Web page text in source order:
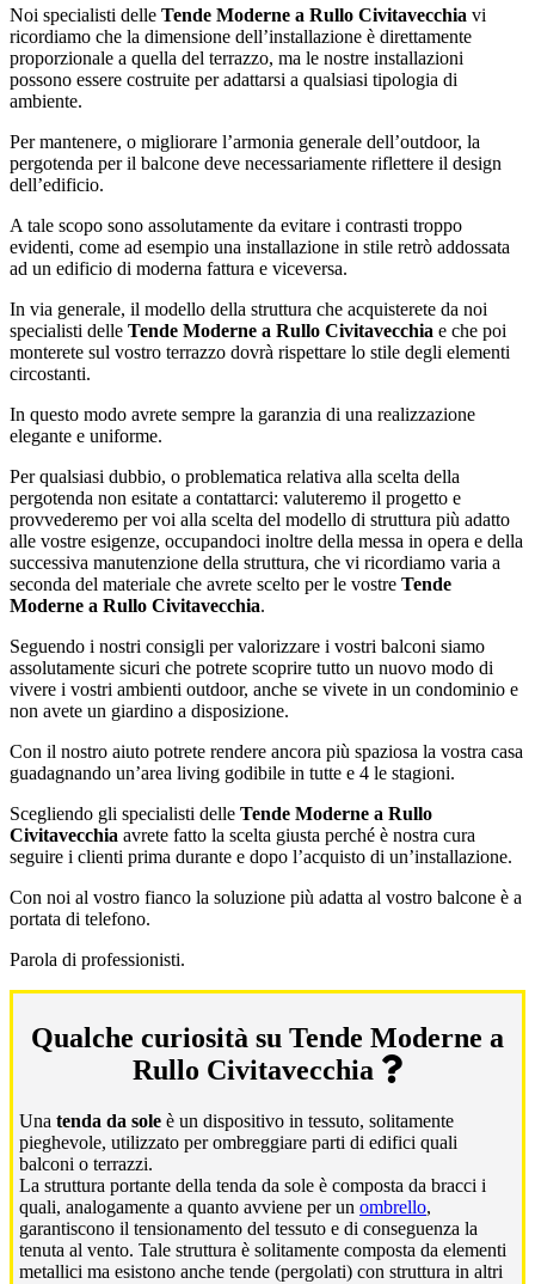
Noi specialisti delle Tende Moderne a Rullo Civitavecchia vi
ricordiamo che la dimensione dell’installazione è direttamente
proporzionale a quella del terrazzo, ma le nostre installazioni
possono essere costruite per adattarsi a qualsiasi tipologia di
ambiente.
Per mantenere, o migliorare l’armonia generale dell’outdoor, la
pergotenda per il balcone deve necessariamente riflettere il design
dell’edificio.
A tale scopo sono assolutamente da evitare i contrasti troppo
evidenti, come ad esempio una installazione in stile retrò addossata
ad un edificio di moderna fattura e viceversa.
In via generale, il modello della struttura che acquisterete da noi
specialisti delle Tende Moderne a Rullo Civitavecchia e che poi
monterete sul vostro terrazzo dovrà rispettare lo stile degli elementi
circostanti.
In questo modo avrete sempre la garanzia di una realizzazione
elegante e uniforme.
Per qualsiasi dubbio, o problematica relativa alla scelta della
pergotenda non esitate a contattarci: valuteremo il progetto e
provvederemo per voi alla scelta del modello di struttura più adatto
alle vostre esigenze, occupandoci inoltre della messa in opera e della
successiva manutenzione della struttura, che vi ricordiamo varia a
seconda del materiale che avrete scelto per le vostre Tende
Moderne a Rullo Civitavecchia.
Seguendo i nostri consigli per valorizzare i vostri balconi siamo
assolutamente sicuri che potrete scoprire tutto un nuovo modo di
vivere i vostri ambienti outdoor, anche se vivete in un condominio e
non avete un giardino a disposizione.
Con il nostro aiuto potrete rendere ancora più spaziosa la vostra casa
guadagnando un’area living godibile in tutte e 4 le stagioni.
Scegliendo gli specialisti delle Tende Moderne a Rullo
Civitavecchia avrete fatto la scelta giusta perché è nostra cura
seguire i clienti prima durante e dopo l’acquisto di un’installazione.
Con noi al vostro fianco la soluzione più adatta al vostro balcone è a
portata di telefono.
Parola di professionisti.
Qualche curiosità su Tende Moderne a
Rullo Civitavecchia
Una tenda da sole è un dispositivo in tessuto, solitamente
pieghevole, utilizzato per ombreggiare parti di edifici quali
balconi o terrazzi.
La struttura portante della tenda da sole è composta da bracci i
quali, analogamente a quanto avviene per un ombrello,
garantiscono il tensionamento del tessuto e di conseguenza la
tenuta al vento. Tale struttura è solitamente composta da elementi
metallici ma esistono anche tende (pergolati) con struttura in altri